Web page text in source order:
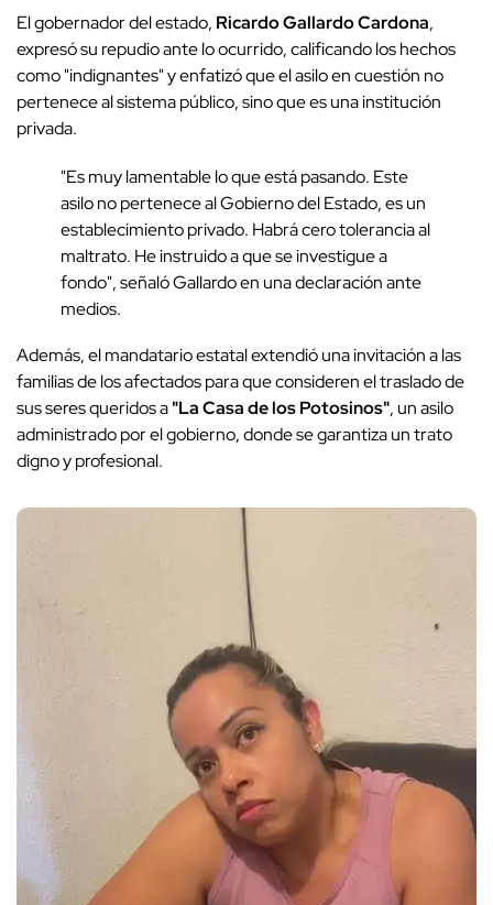
El gobernador del estado, Ricardo Gallardo Cardona,
expresó su repudio ante lo ocurrido, calificando los hechos
como "indignantes" y enfatizó que el asilo en cuestión no
pertenece al sistema público, sino que es una institución
privada.
"Es muy lamentable lo que está pasando. Este
asilo no pertenece al Gobierno del Estado, es un
establecimiento privado. Habrá cero tolerancia al
maltrato. He instruido a que se investigue a
fondo", señaló Gallardo en una declaración ante
medios.
Además, el mandatario estatal extendió una invitación a las
familias de los afectados para que consideren el traslado de
sus seres queridos a"La Casa de los Potosinos", un asilo
administrado por el gobierno, donde se garantiza un trato
digno y profesional.